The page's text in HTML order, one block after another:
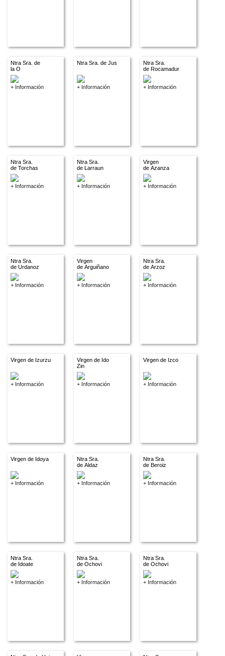
Ntra Sra. de
la O
+ Información
Ntra Sra. de Jus
+ Información
Ntra Sra.
de Rocamadur
+ Información
Ntra Sra.
de Torchas
+ Información
Ntra Sra.
de Larraun
+ Información
Virgen
de Azanza
+ Información
Ntra Sra.
de Urdanoz
+ Información
Virgen
de Arguiñano
+ Información
Ntra Sra.
de Arzoz
+ Información
Virgen de Izurzu
+ Información
Virgen de Ido
Zin
+ Información
Virgen de Izco
+ Información
Virgen de Idoya
+ Información
Ntra Sra.
de Aldaz
+ Información
Ntra Sra.
de Beroiz
+ Información
Ntra Sra.
de Idoate
+ Información
Ntra Sra.
de Ochovi
+ Información
Ntra Sra.
de Ochovi
+ Información